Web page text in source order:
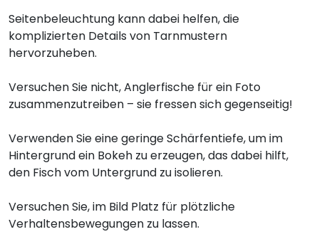
Seitenbeleuchtung kann dabei helfen, die
komplizierten Details von Tarnmustern
hervorzuheben.
Versuchen Sie nicht, Anglerfische für ein Foto
zusammenzutreiben – sie fressen sich gegenseitig!
Verwenden Sie eine geringe Schärfentiefe, um im
Hintergrund ein Bokeh zu erzeugen, das dabei hilft,
den Fisch vom Untergrund zu isolieren.
Versuchen Sie, im Bild Platz für plötzliche
Verhaltensbewegungen zu lassen.